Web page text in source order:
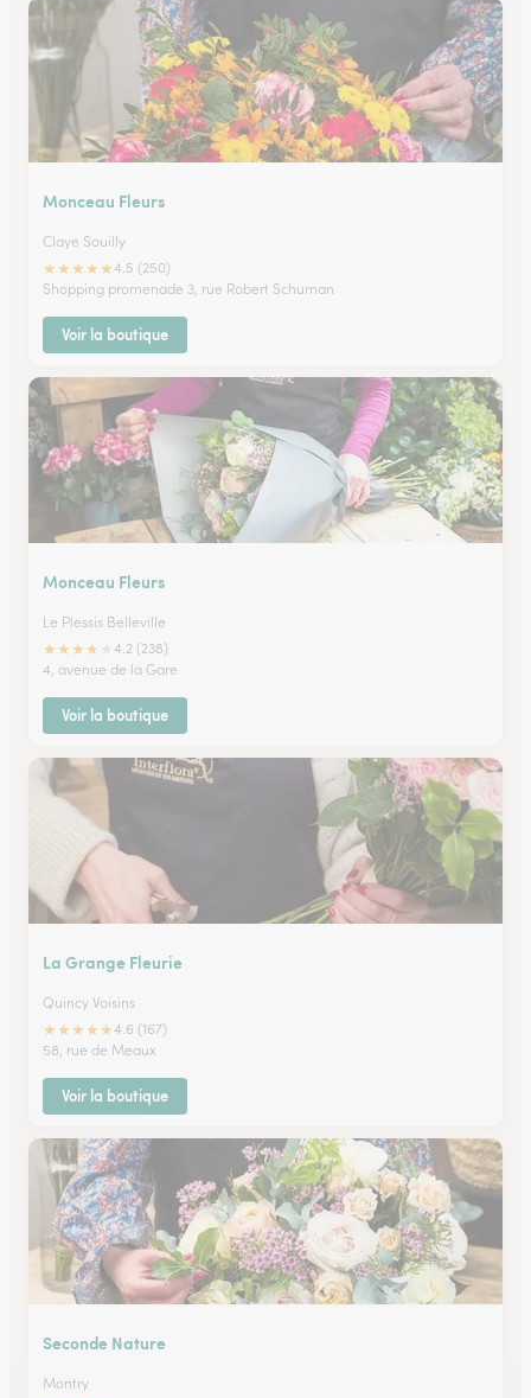
Monceau Fleurs
Claye Souilly
★★★★★4.5 (250)
Shopping promenade 3, rue Robert Schuman
Voir la boutique
Monceau Fleurs
Le Plessis Belleville
★★★★
4.2 (238)
4, avenue de la Gare
Voir la boutique
La Grange Fleurie
Quincy Voisins
★★★★★4.6 (167)
58, rue de Meaux
Voir la boutique
Seconde Nature
Montry